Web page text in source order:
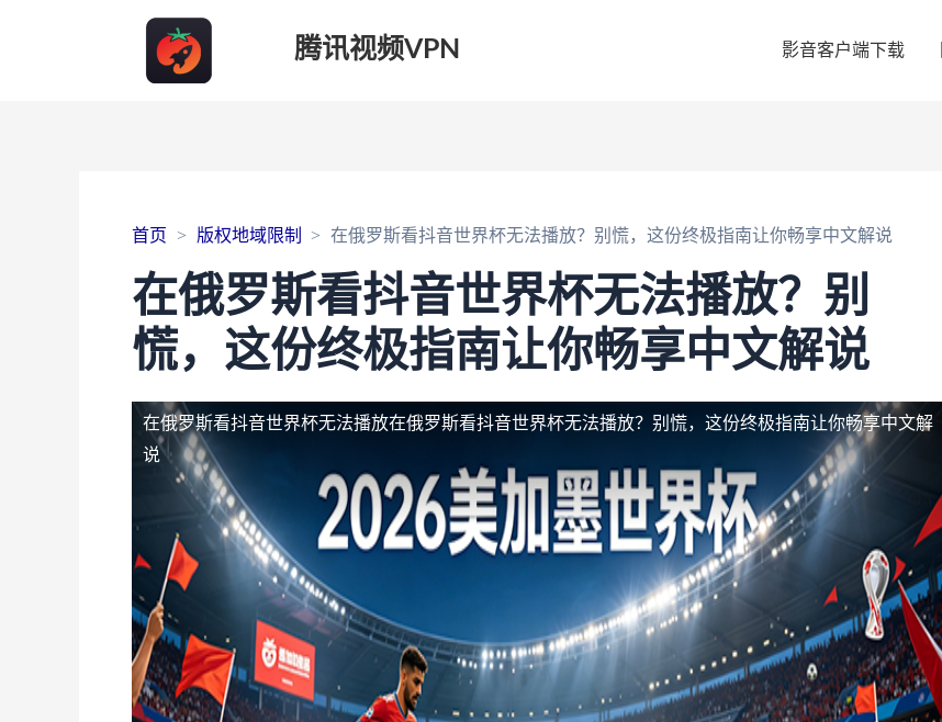
腾讯视频VPN 影音客户端下载
首页 版权地域限制 在俄罗斯看抖音世界杯无法播放？别慌，这份终极指南让你畅享中文解说
在俄罗斯看抖音世界杯无法播放？别
慌，这份终极指南让你畅享中文解说
在俄罗斯看抖音世界杯无法播放在俄罗斯看抖音世界杯无法播放？别慌，这份终极指南让你畅享中文解
说